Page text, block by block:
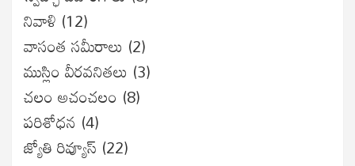
నివాళి (12)
వాసంత సమీరాలు (2)
ముస్లిం వీరవనితలు (3)
చలం అచంచలం (8)
ప‌రిశోధ‌న‌ (4)
జ్యోతి రివ్యూస్ (22)